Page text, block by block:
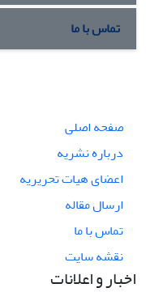
تماس با ما
صفحه اصلی
درباره نشریه
اعضای هیات تحریریه
ارسال مقاله
تماس با ما
نقشه سایت
اخبار و اعلانات